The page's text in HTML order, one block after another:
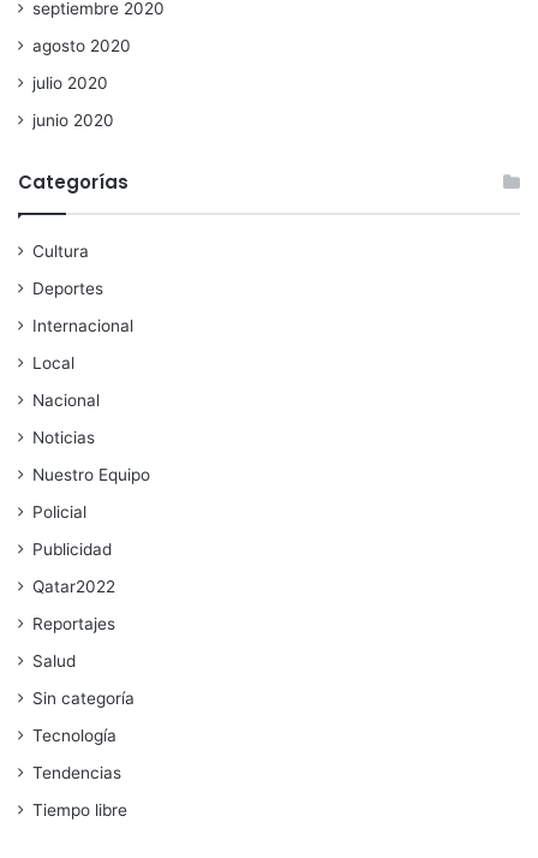
septiembre 2020
agosto 2020
julio 2020
junio 2020
Categorías
Cultura
Deportes
Internacional
Local
Nacional
Noticias
Nuestro Equipo
Policial
Publicidad
Qatar2022
Reportajes
Salud
Sin categoría
Tecnología
Tendencias
Tiempo libre